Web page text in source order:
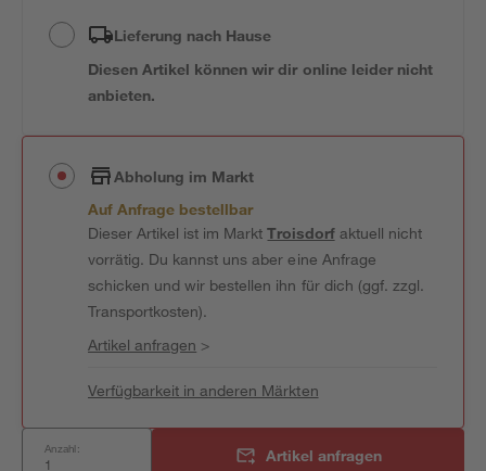
Lieferung nach Hause
Diesen Artikel können wir dir online leider nicht
anbieten.
Abholung im Markt
Auf Anfrage bestellbar
Dieser Artikel ist im MarktTroisdorfaktuell nicht
vorrätig. Du kannst uns aber eine Anfrage
schicken und wir bestellen ihn für dich (ggf. zzgl.
Transportkosten).
Artikel anfragen >
Verfügbarkeit in anderen Märkten
Anzahl: Artikel anfragen